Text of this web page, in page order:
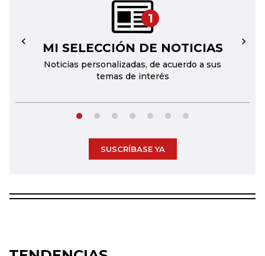
1
MI SELECCIÓN DE NOTICIAS
Noticias personalizadas, de acuerdo a sus
temas de interés
← →
SUSCRÍBASE YA